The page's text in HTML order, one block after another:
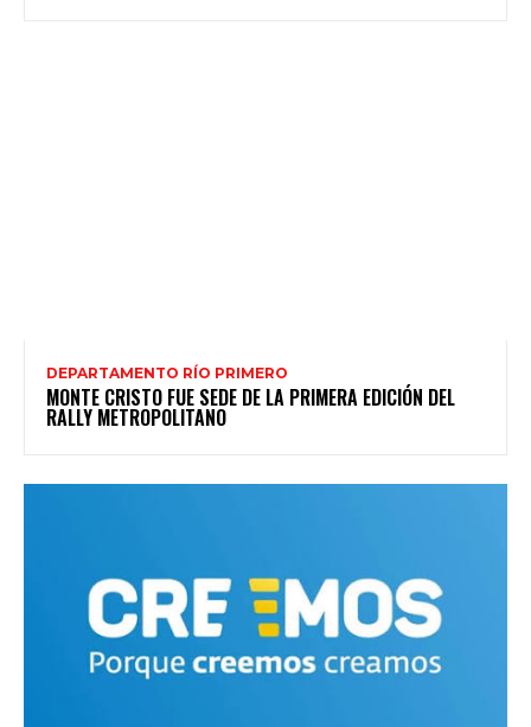
DEPARTAMENTO RÍO PRIMERO
MONTE CRISTO FUE SEDE DE LA PRIMERA EDICIÓN DEL
RALLY METROPOLITANO